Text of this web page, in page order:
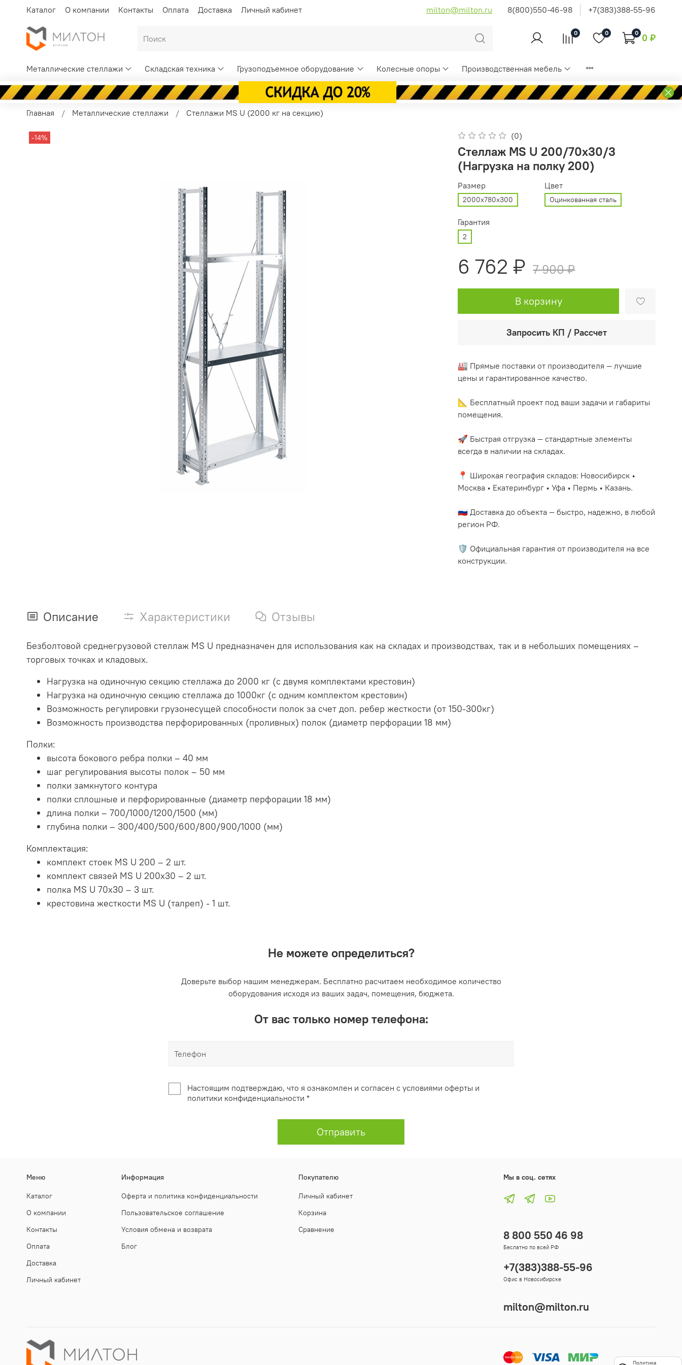
Каталог О компании Контакты Оплата Доставка Личный кабинет milton@milton.ru 8(800)550-46-98 +7(383)388-55-96
0 0 0 0 ₽
Металлические стеллажи Складская техника Грузоподъемное оборудование Колесные опоры Производственная мебель
Главная Металлические стеллажи Стеллажи MS U (2000 кг на секцию)
-14% (0)
Стеллаж MS U 200/70x30/3
(Нагрузка на полку 200)
Размер
2000x780x300
Цвет
Оцинкованная сталь
Гарантия
2
6 762 ₽ 7 900 ₽
В корзину
Запросить КП / Рассчет
🏭 Прямые поставки от производителя — лучшие
цены и гарантированное качество.
📐 Бесплатный проект под ваши задачи и габариты
помещения.
🚀 Быстрая отгрузка — стандартные элементы
всегда в наличии на складах.
📍 Широкая география складов: Новосибирск •
Москва • Екатеринбург • Уфа • Пермь • Казань.
🇷🇺 Доставка до объекта — быстро, надежно, в любой
регион РФ.
🛡️ Официальная гарантия от производителя на все
конструкции.
Описание Характеристики Отзывы
Безболтовой среднегрузовой стеллаж MS U предназначен для использования как на складах и производствах, так и в небольших помещениях –
торговых точках и кладовых.
Нагрузка на одиночную секцию стеллажа до 2000 кг (с двумя комплектами крестовин)
Нагрузка на одиночную секцию стеллажа до 1000кг (с одним комплектом крестовин)
Возможность регулировки грузонесущей способности полок за счет доп. ребер жесткости (от 150-300кг)
Возможность производства перфорированных (проливных) полок (диаметр перфорации 18 мм)
Полки:
высота бокового ребра полки – 40 мм
шаг регулирования высоты полок – 50 мм
полки замкнутого контура
полки сплошные и перфорированные (диаметр перфорации 18 мм)
длина полки – 700/1000/1200/1500 (мм)
глубина полки – 300/400/500/600/800/900/1000 (мм)
Комплектация:
комплект стоек MS U 200 – 2 шт.
комплект связей MS U 200x30 – 2 шт.
полка MS U 70х30 – 3 шт.
крестовина жесткости MS U (талреп) - 1 шт.
Не можете определиться?
Доверьте выбор нашим менеджерам. Бесплатно расчитаем необходимое количество
оборудования исходя из ваших задач, помещения, бюджета.
От вас только номер телефона:
Настоящим подтверждаю, что я ознакомлен и согласен с условиями оферты и
политики конфиденциальности *
Отправить
Меню
Каталог
О компании
Контакты
Оплата
Доставка
Личный кабинет
Информация
Оферта и политика конфиденциальности
Пользовательское соглашение
Условия обмена и возврата
Блог
Покупателю
Личный кабинет
Корзина
Сравнение
Мы в соц. сетях
8 800 550 46 98
Беслатно по всей РФ
+7(383)388-55-96
Офис в Новосибирске
milton@milton.ru
Политика